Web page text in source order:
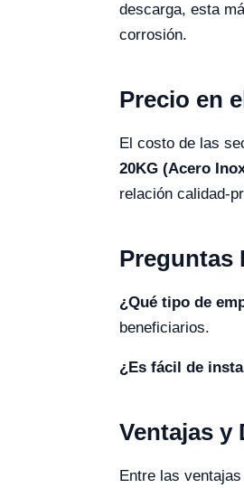
descarga, esta
corrosión.
Precio en
El costo de las
20KG (Acero
relación calidad-
Preguntas
¿Qué tipo de
beneficiarios.
¿Es fácil de
Ventajas y
Entre las